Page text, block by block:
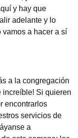
y hay que
adelante y lo
a hacer a sí
a la congregación
increíble! Si quieren
encontrarlos
servicios de
a